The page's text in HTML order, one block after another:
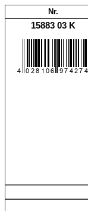
Nr.
15883 03 K